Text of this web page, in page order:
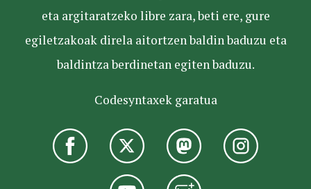
eta argitaratzeko libre zara, beti ere, gure
egiletzakoak direla aitortzen baldin baduzu eta
baldintza berdinetan egiten baduzu.
Codesyntaxek garatua